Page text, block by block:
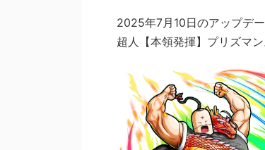
2025年7月10日のアップデ
超人【本領発揮】プリズマン